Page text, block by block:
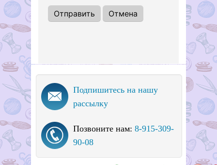
Подпишитесь на нашу
рассылку
Позвоните нам: 8-915-309-
90-08